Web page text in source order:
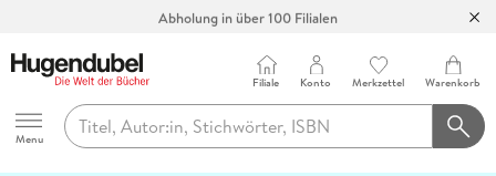
Abholung in über 100 Filialen
Hugendubel
Menu
Filiale Konto Merkzettel Warenkorb